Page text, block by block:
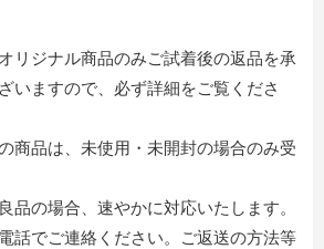
リジナル商品のみご試着後の返品を承
いますので、必ず詳細をご覧くださ
商品は、未使用・未開封の場合のみ受
品の場合、速やかに対応いたします。
話でご連絡ください。ご返送の方法等